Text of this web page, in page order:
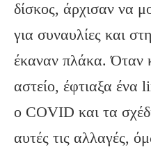
δίσκος, άρχισαν να
για συναυλίες και
έκαναν πλάκα. Όταν
αστείο, έφτιαξα ένα
ο COVID και τα
αυτές τις αλλαγές,